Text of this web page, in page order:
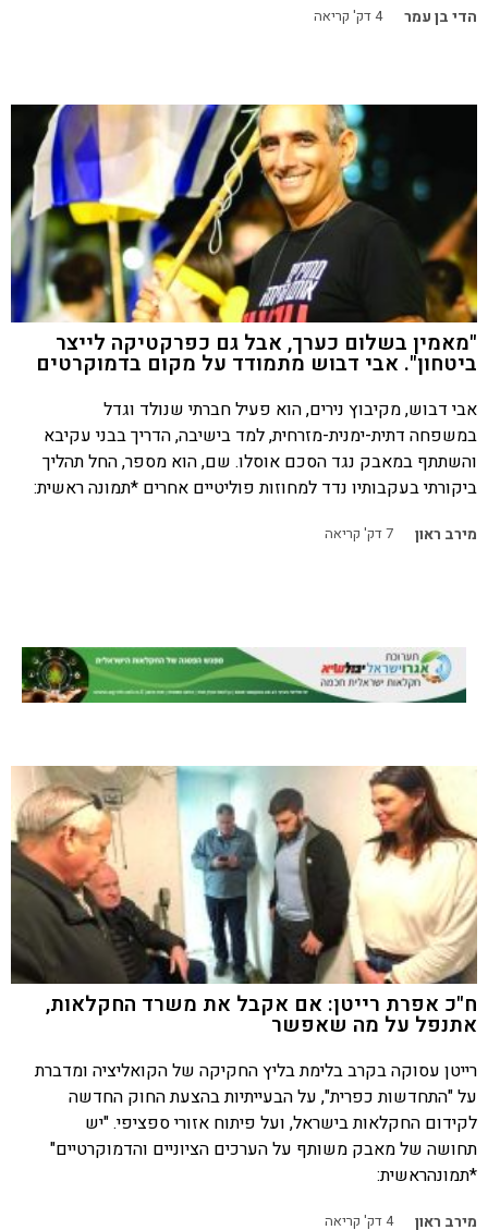
הדי בן עמר 4דק' קריאה
"מאמין בשלום כערך, אבל גם כפרקטיקה לייצר
ביטחון". אבי דבוש מתמודד על מקום בדמוקרטים
אבי דבוש, מקיבוץ נירים, הוא פעיל חברתי שנולד וגדל
במשפחה דתית-ימנית-מזרחית, למד בישיבה, הדריך בבני עקיבא
והשתתף במאבק נגד הסכם אוסלו. שם, הוא מספר, החל תהליך
ביקורתי בעקבותיו נדד למחוזות פוליטיים אחרים *תמונה ראשית:
מירב ראון 7דק' קריאה
ח"כ אפרת רייטן: אם אקבל את משרד החקלאות,
אתנפל על מה שאפשר
רייטן עסוקה בקרב בלימת בליץ החקיקה של הקואליציה ומדברת
על "התחדשות כפרית", על הבעייתיות בהצעת החוק החדשה
לקידום החקלאות בישראל, ועל פיתוח אזורי ספציפי. "יש
תחושה של מאבק משותף על הערכים הציוניים והדמוקרטיים"
*תמונהראשית:
מירב ראון 4דק' קריאה